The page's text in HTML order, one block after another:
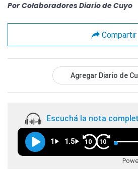
Por Colaboradores Diario de Cuyo
Compartir
Agregar Diario de
Escuchá la nota
1 1.5 10 10